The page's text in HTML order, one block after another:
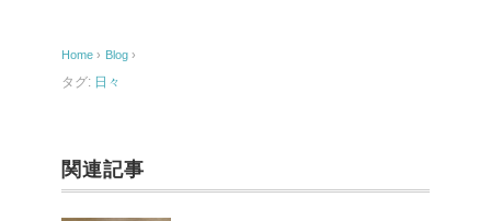
o
o
Home › Blog ›
タグ: 日々
関連記事